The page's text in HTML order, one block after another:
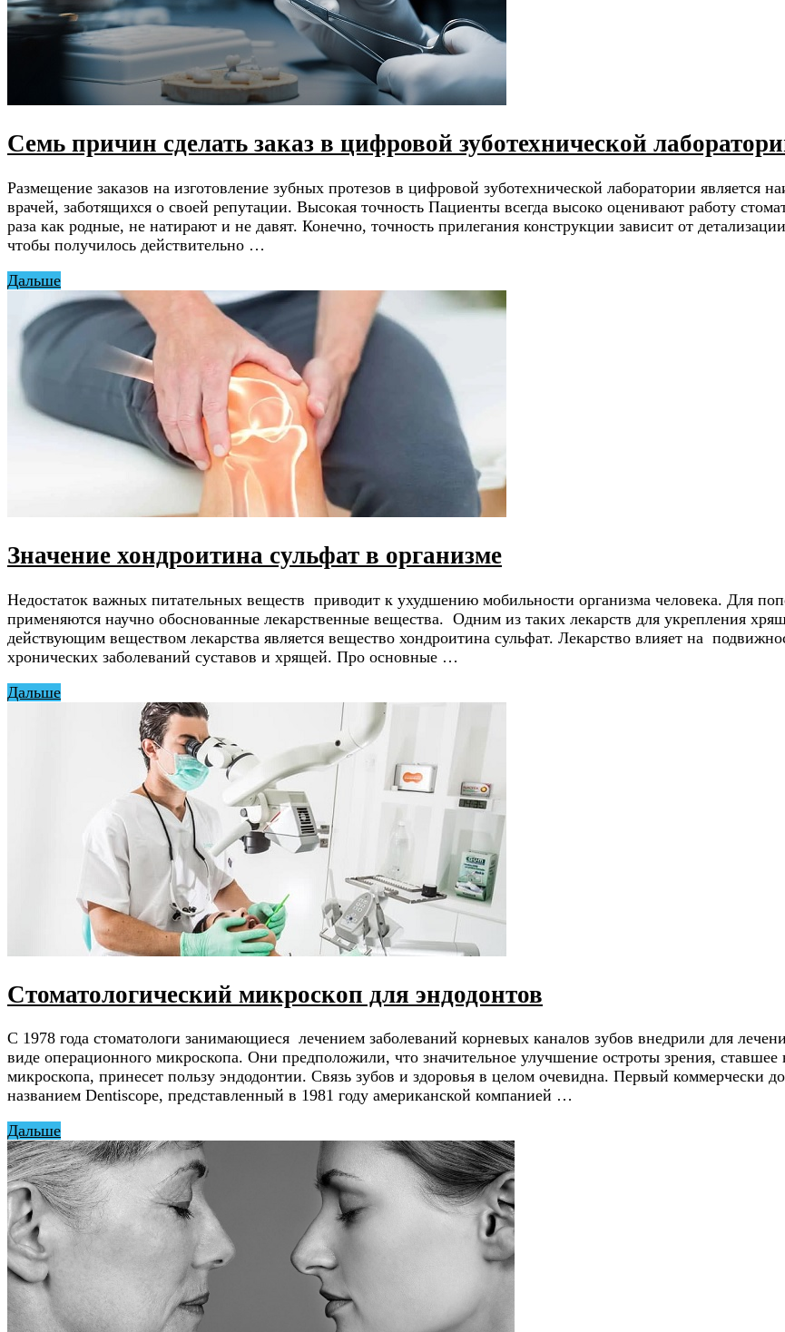
Семь причин сделать заказ в цифровой зуботехнической
Размещение заказов на изготовление зубных протезов в цифровой зуботехнической лаборатории является
врачей, заботящихся о своей репутации. Высокая точность Пациенты всегда высоко оценивают работу
раза как родные, не натирают и не давят. Конечно, точность прилегания конструкции зависит от
чтобы получилось действительно …
Дальше
Значение хондроитина сульфат в организме
Недостаток важных питательных веществ приводит к ухудшению мобильности организма человека. Для
применяются научно обоснованные лекарственные вещества. Одним из таких лекарств для укрепления
действующим веществом лекарства является вещество хондроитина сульфат. Лекарство влияет на
хронических заболеваний суставов и хрящей. Про основные …
Дальше
Стоматологический микроскоп для эндодонтов
С 1978 года стоматологи занимающиеся лечением заболеваний корневых каналов зубов внедрили для
виде операционного микроскопа. Они предположили, что значительное улучшение остроты зрения,
микроскопа, принесет пользу эндодонтии. Связь зубов и здоровья в целом очевидна. Первый коммерчески
названием Dentiscope, представленный в 1981 году американской компанией …
Дальше